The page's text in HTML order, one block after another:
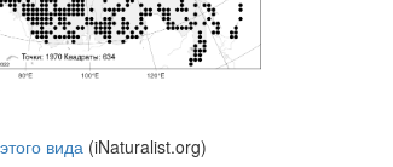
вида (iNaturalist.org)